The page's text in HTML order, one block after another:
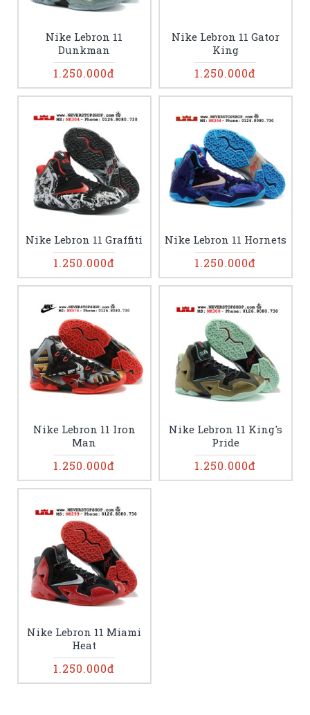
Nike Lebron 11
Dunkman
1.250.000đ
Nike Lebron 11 Gator
King
1.250.000đ
Nike Lebron 11 Graffiti
1.250.000đ
Nike Lebron 11 Hornets
1.250.000đ
Nike Lebron 11 Iron
Man
1.250.000đ
Nike Lebron 11 King's
Pride
1.250.000đ
Nike Lebron 11 Miami
Heat
1.250.000đ